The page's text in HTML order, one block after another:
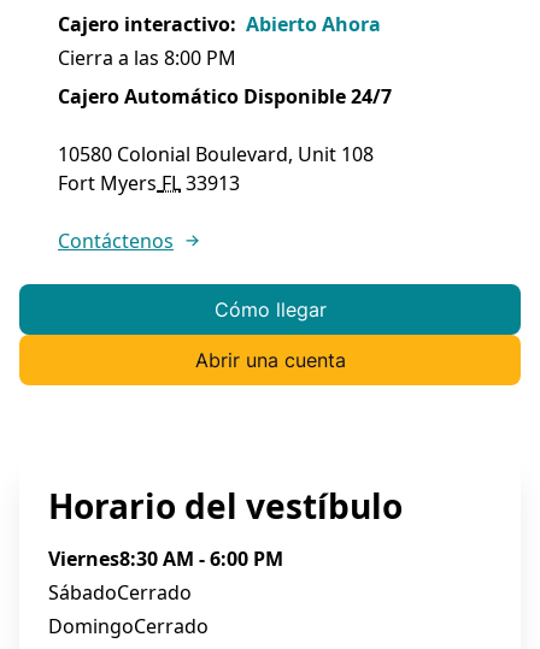
Cajero interactivo: Abierto Ahora
Cierra a las 8:00 PM
Cajero Automático Disponible 24/7
10580 Colonial Boulevard, Unit 108
Fort Myers FL33913
Contáctenos
Cómo llegar
Abrir una cuenta
Horario del vestíbulo
Viernes8:30 AM - 6:00 PM
SábadoCerrado
DomingoCerrado